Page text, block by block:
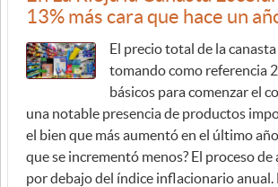
13% más cara que hace un
El precio total de la
tomando como referencia
básicos para comenzar el
una notable presencia de productos
el bien que más aumentó en el último
que se incrementó menos? El proceso
por debajo del índice inflacionario anual.